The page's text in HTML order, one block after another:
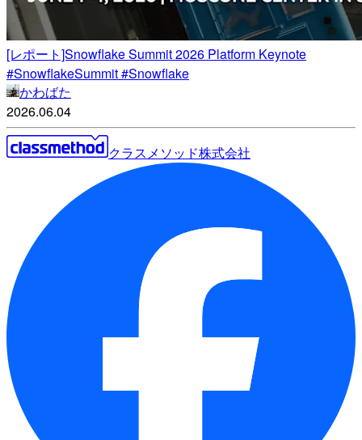
[レポート]Snowflake Summit 2026 Platform Keynote
#SnowflakeSummit #Snowflake
かわばた
2026.06.04
クラスメソッド株式会社